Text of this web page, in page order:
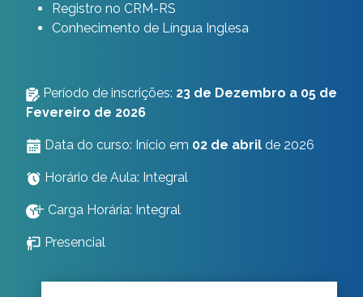
Registro no CRM-RS
Conhecimento de Língua Inglesa
Período de inscrições: 23 de Dezembro a 05 de
Fevereiro de 2026
Data do curso: Início em 02 de abril de 2026
Horário de Aula: Integral
Carga Horária: Integral
Presencial